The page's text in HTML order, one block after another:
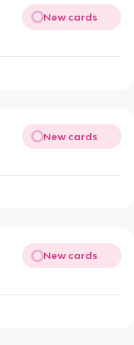
New cards
New cards
New cards